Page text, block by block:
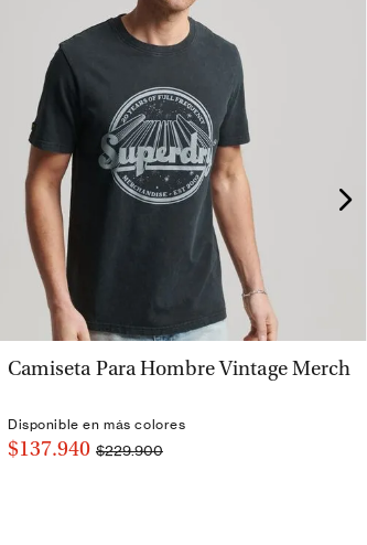
VISTA RÁPIDA
Camiseta Para Hombre Vintage Merch
Disponible en más colores
$137.940 $229.900